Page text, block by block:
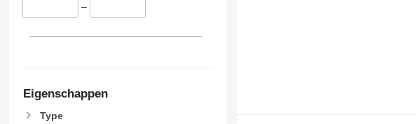
–
Eigenschappen
Type